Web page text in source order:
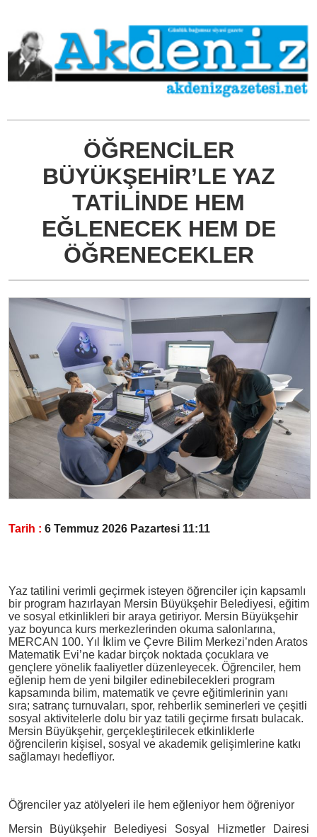
ÖĞRENCİLER
BÜYÜKŞEHİR’LE YAZ
TATİLİNDE HEM
EĞLENECEK HEM DE
ÖĞRENECEKLER
Tarih : 6 Temmuz 2026 Pazartesi 11:11
Yaz tatilini verimli geçirmek isteyen öğrenciler için kapsamlı
bir program hazırlayan Mersin Büyükşehir Belediyesi, eğitim
ve sosyal etkinlikleri bir araya getiriyor. Mersin Büyükşehir
yaz boyunca kurs merkezlerinden okuma salonlarına,
MERCAN 100. Yıl İklim ve Çevre Bilim Merkezi’nden Aratos
Matematik Evi’ne kadar birçok noktada çocuklara ve
gençlere yönelik faaliyetler düzenleyecek. Öğrenciler, hem
eğlenip hem de yeni bilgiler edinebilecekleri program
kapsamında bilim, matematik ve çevre eğitimlerinin yanı
sıra; satranç turnuvaları, spor, rehberlik seminerleri ve çeşitli
sosyal aktivitelerle dolu bir yaz tatili geçirme fırsatı bulacak.
Mersin Büyükşehir, gerçekleştirilecek etkinliklerle
öğrencilerin kişisel, sosyal ve akademik gelişimlerine katkı
sağlamayı hedefliyor.
Öğrenciler yaz atölyeleri ile hem eğleniyor hem öğreniyor
Mersin Büyükşehir Belediyesi Sosyal Hizmetler Dairesi